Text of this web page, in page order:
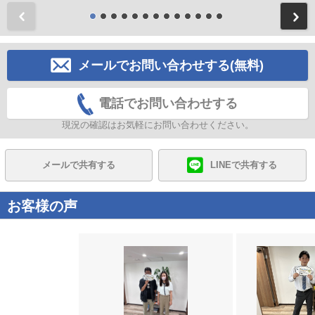
メールでお問い合わせする(無料)
電話でお問い合わせする
現況の確認はお気軽にお問い合わせください。
メールで共有する LINEで共有する
お客様の声